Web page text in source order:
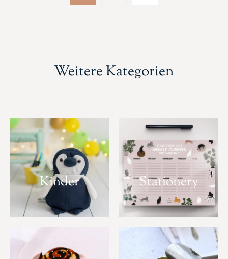
Weitere Kategorien
Kinder Stationery